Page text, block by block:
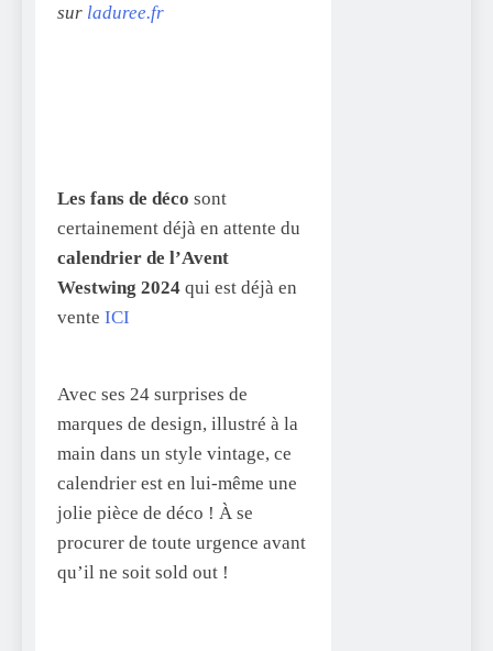
sur laduree.fr
Les fans de déco sont
certainement déjà en attente du
calendrier de l’Avent
Westwing 2024 qui est déjà en
vente ICI
Avec ses 24 surprises de
marques de design, illustré à la
main dans un style vintage, ce
calendrier est en lui-même une
jolie pièce de déco ! À se
procurer de toute urgence avant
qu’il ne soit sold out !